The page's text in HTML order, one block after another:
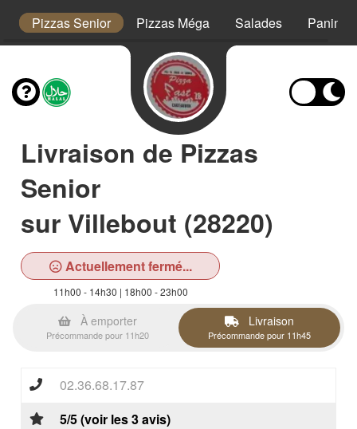
Pizzas Senior Pizzas Méga Salades Paninis
Livraison de Pizzas
Senior
sur Villebout (28220)
Actuellement fermé...
11h00 - 14h30 | 18h00 - 23h00
À emporter
Précommande pour 11h20
Livraison
Précommande pour 11h45
02.36.68.17.87
5/5 (voir les 3 avis)